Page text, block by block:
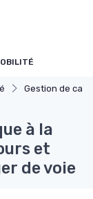
Gestion de
à la
et
de voie